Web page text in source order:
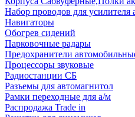
Набор проводов для усилителя
Навигаторы
Обогрев сидений
Парковочные радары
Предохранители
Процессоры звуковые
Радиостанции СБ
Разъемы для автомагнитол
Рамки переходные для а/м
Распродажа Trade in